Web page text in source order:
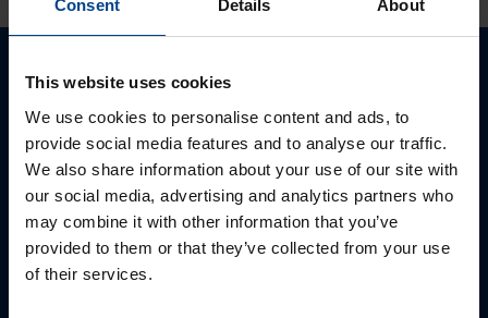
Consent Details About
This website uses cookies
We use cookies to personalise content and ads, to
provide social media features and to analyse our traffic.
We also share information about your use of our site with
our social media, advertising and analytics partners who
may combine it with other information that you’ve
provided to them or that they’ve collected from your use
of their services.
Ota yhteyttä!
Autamme mielellämme, jotta löydämme sinulle
parhaan ratkaisun. Otathan yhteyttä puhelimitse,
sähköpostitse tai verkkolomakkeen kautta.